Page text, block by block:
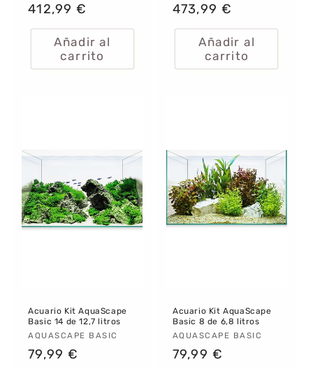
Precio
habitual
412,99 €
Añadir al
carrito
Precio
habitual
473,99 €
Añadir al
carrito
Acuario Kit AquaScape
Basic 14 de 12,7 litros
Proveedor:
AQUASCAPE BASIC
Precio
79,99 €
Acuario Kit AquaScape
Basic 8 de 6,8 litros
Proveedor:
AQUASCAPE BASIC
Precio
79,99 €